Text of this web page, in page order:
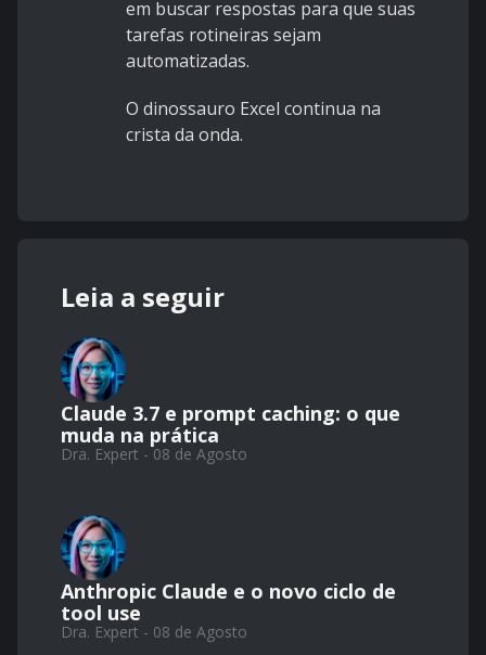
em buscar respostas para que suas
tarefas rotineiras sejam
automatizadas.
O dinossauro Excel continua na
crista da onda.
Leia a seguir
Claude 3.7 e prompt caching: o que
muda na prática
Dra. Expert - 08 de Agosto
Anthropic Claude e o novo ciclo de
tool use
Dra. Expert - 08 de Agosto